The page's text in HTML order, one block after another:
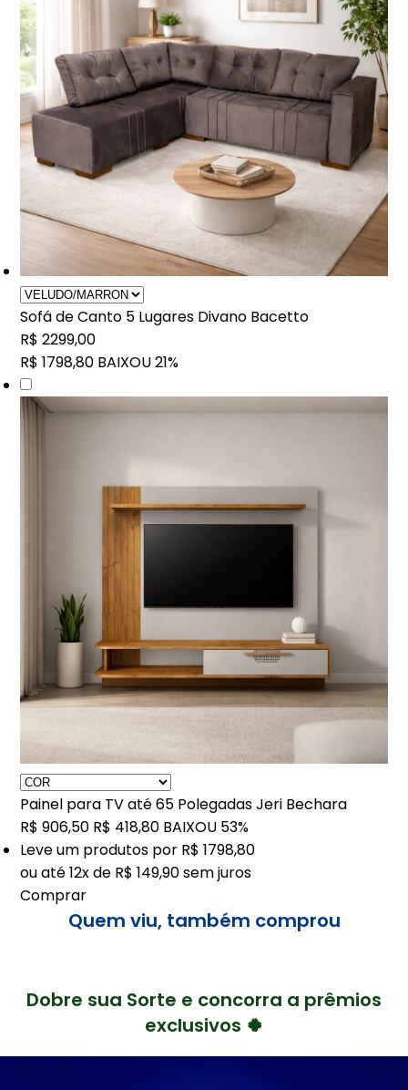
Sofá de Canto 5 Lugares Divano Bacetto
R$ 2299,00
R$ 1798,80 BAIXOU 21%
Painel para TV até 65 Polegadas Jeri Bechara
R$ 906,50 R$ 418,80 BAIXOU 53%
Leveum produtos por R$ 1798,80
ou até12x de R$ 149,90sem juros
Comprar
Quem viu, também comprou
Dobre sua Sorte e concorra a prêmios
exclusivos 🍀